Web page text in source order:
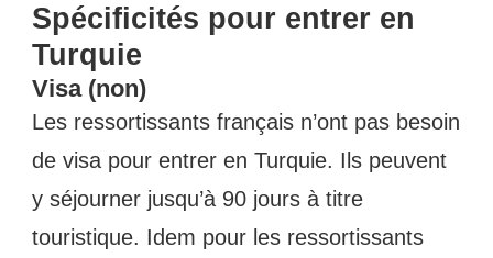
Spécificités pour entrer en
Turquie
Visa (non)
Les ressortissants français n’ont pas besoin
de visa pour entrer en Turquie. Ils peuvent
y séjourner jusqu’à 90 jours à titre
touristique. Idem pour les ressortissants